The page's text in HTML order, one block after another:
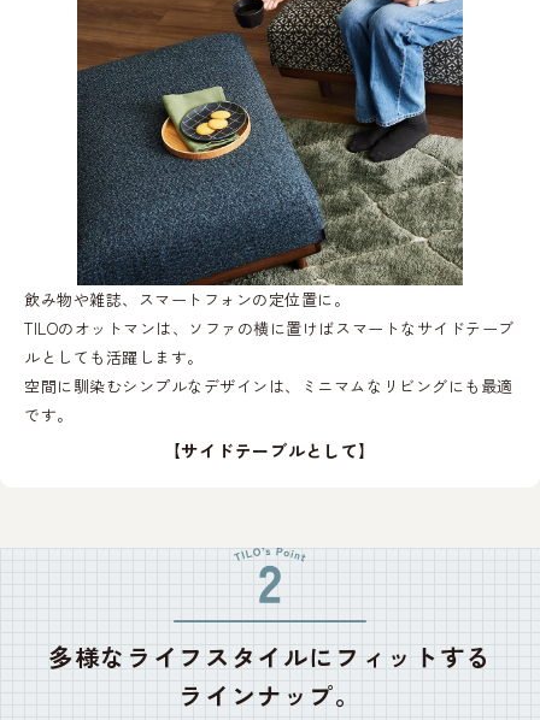
【サイドテーブルとして】
飲み物や雑誌、スマートフォンの定位置に。
TILOのオットマンは、ソファの横に置けばスマートなサイドテーブ
ルとしても活躍します。
空間に馴染むシンプルなデザインは、ミニマムなリビングにも最適
です。
多様な ライフスタイルに フィットする
ラインナップ。